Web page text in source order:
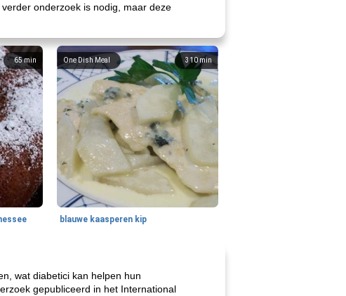
onderzoek is nodig, maar deze
65min 310 min
One Dish Meal
blauwe kaasperen kip
wat diabetici kan helpen hun
gepubliceerd in het International